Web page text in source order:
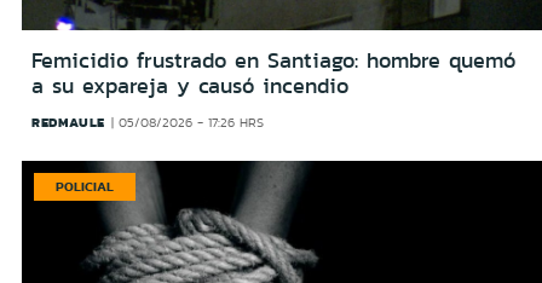
Femicidio frustrado en Santiago: hombre quemó
a su expareja y causó incendio
REDMAULE 05/08/2026 - 17:26 HRS
POLICIAL